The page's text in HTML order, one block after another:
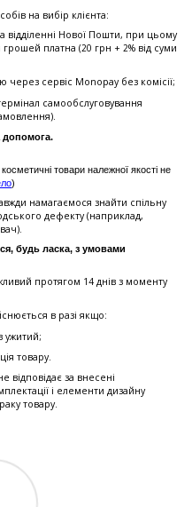
на вибір клієнта:
відділенні Нової Пошти, при цьому
платна (20 грн + 2% від суми
через сервіс Monopay без комісії;
самообслуговування
допомога.
товари належної якості не
)
намагаємося знайти спільну
дефекту (наприклад,
будь ласка, з умовами
протягом 14 днів з моменту
в разі якщо:
ужитий;
товару.
відповідає за внесені
і елементи дизайну
товару.